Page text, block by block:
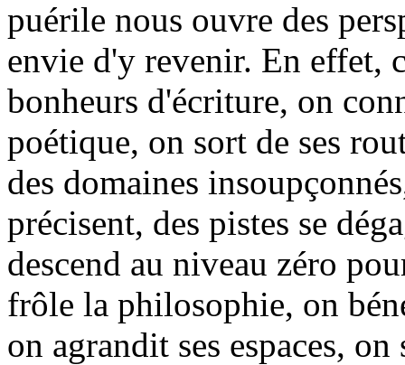
puérile nous ouvre des
envie d'y revenir. En effet,
bonheurs d'écriture, on
poétique, on sort de ses
des domaines
précisent, des pistes se
descend au niveau zéro
frôle la philosophie, on
on agrandit ses espaces,